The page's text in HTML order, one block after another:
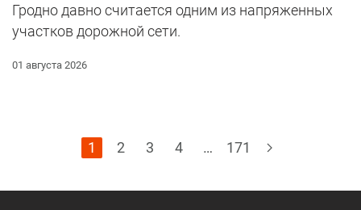
Гродно давно считается одним из напряженных
участков дорожной сети.
01 августа 2026
1 2 3 4 … 171